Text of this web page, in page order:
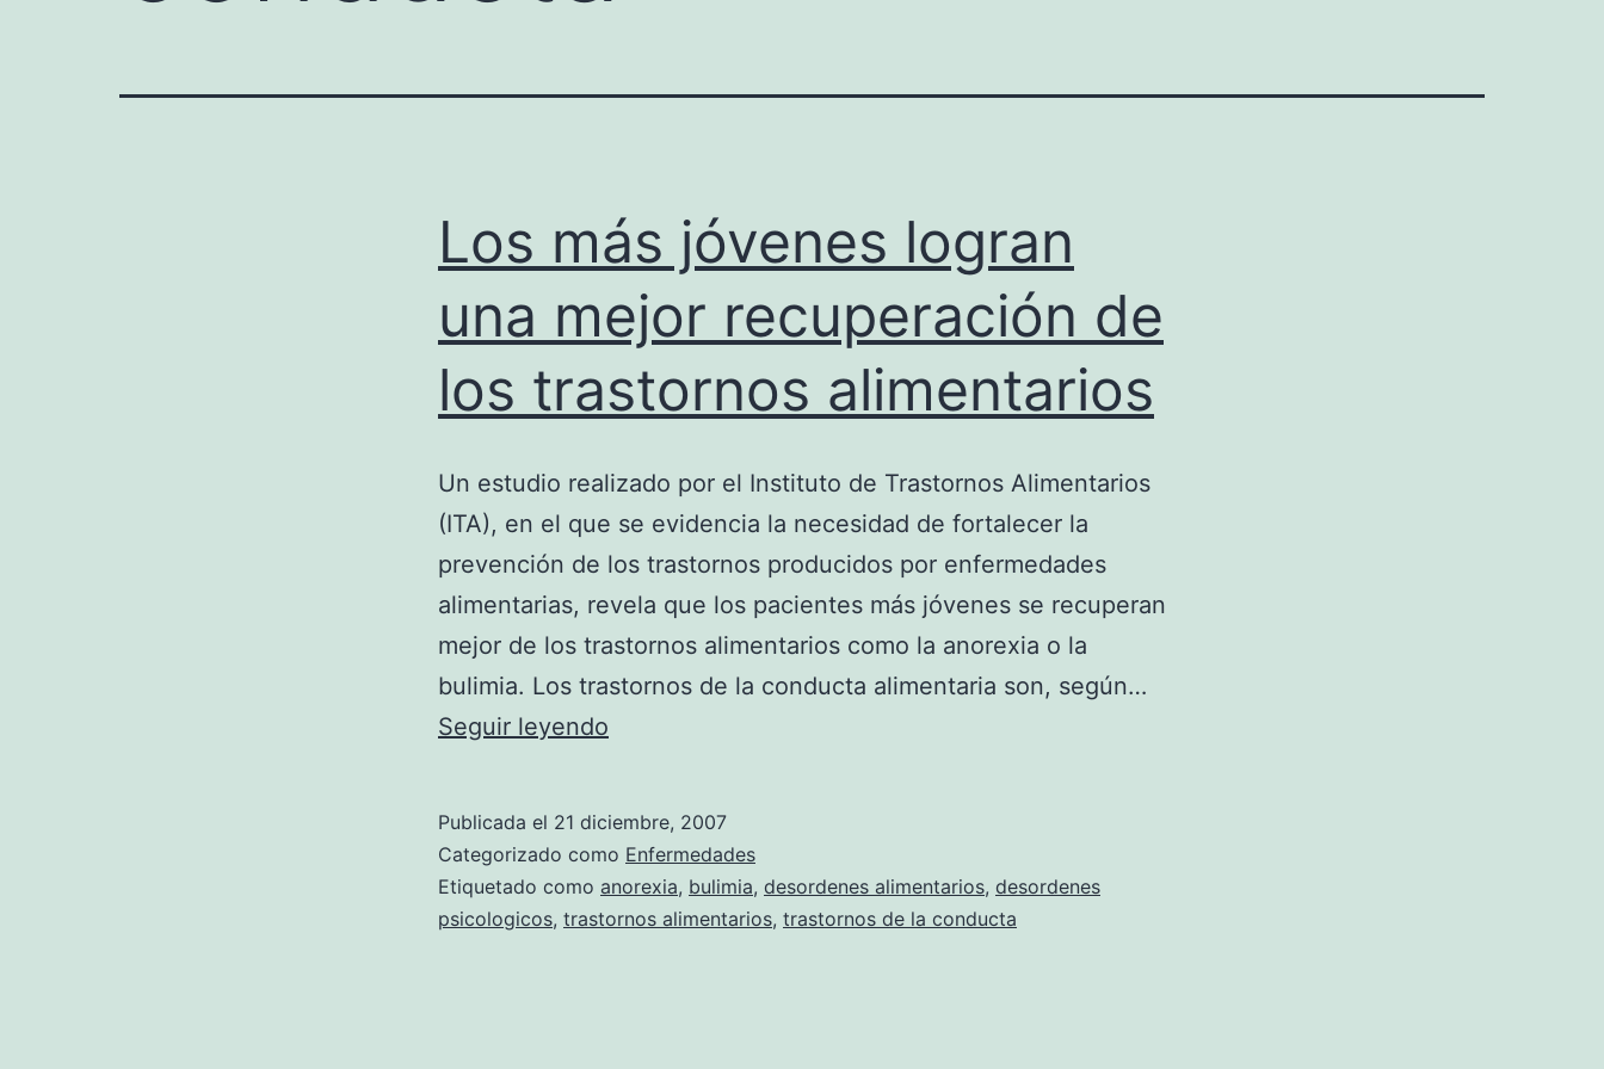
Los más jóvenes logran
una mejor recuperación de
los trastornos alimentarios
Un estudio realizado por el Instituto de Trastornos Alimentarios
(ITA), en el que se evidencia la necesidad de fortalecer la
prevención de los trastornos producidos por enfermedades
alimentarias, revela que los pacientes más jóvenes se recuperan
mejor de los trastornos alimentarios como la anorexia o la
bulimia. Los trastornos de la conducta alimentaria son, según…
Seguir leyendo
logran
una
mejor
Publicada el 21 diciembre, 2007
Categorizado como Enfermedades
Etiquetado como anorexia, bulimia, desordenes alimentarios, desordenes
psicologicos, trastornos alimentarios, trastornos de la conducta